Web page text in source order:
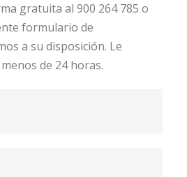
gratuita al 900 264 785 o
formulario de
a su disposición. Le
de 24 horas.